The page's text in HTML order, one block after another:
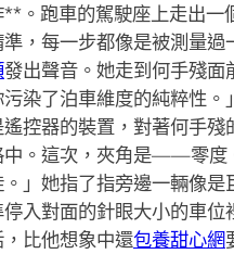
。跑車的駕駛座上走出
，每一步都像是被測量
發出聲音。她走到何手殘面
染了泊車維度的純粹性
控器的裝置，對著何手
中。這次，夾角是——零度
」她指了指旁邊一輛像
入對面的針眼大小的車
比他想象中還包養甜心網